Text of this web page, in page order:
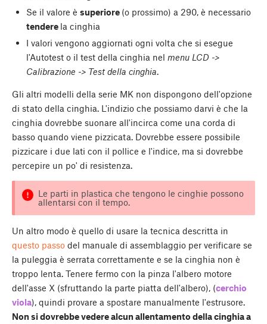
Se il valore è superiore (o prossimo) a 290, è necessario
tendere la cinghia
I valori vengono aggiornati ogni volta che si esegue
l'Autotest o il test della cinghia nel menu LCD ->
Calibrazione -> Test della cinghia.
Gli altri modelli della serie MK non dispongono dell'opzione
di stato della cinghia. L'indizio che possiamo darvi è che la
cinghia dovrebbe suonare all'incirca come una corda di
basso quando viene pizzicata. Dovrebbe essere possibile
pizzicare i due lati con il pollice e l'indice, ma si dovrebbe
percepire un po' di resistenza.
Le parti in plastica che tengono le cinghie possono
allentarsi con il tempo.
Un altro modo è quello di usare la tecnica descritta in
questo passo del manuale di assemblaggio per verificare se
la puleggia è serrata correttamente e se la cinghia non è
troppo lenta. Tenere fermo con la pinza l'albero motore
dell'asse X (sfruttando la parte piatta dell'albero), (cerchio
viola), quindi provare a spostare manualmente l'estrusore.
Non si dovrebbe vedere alcun allentamento della cinghia a